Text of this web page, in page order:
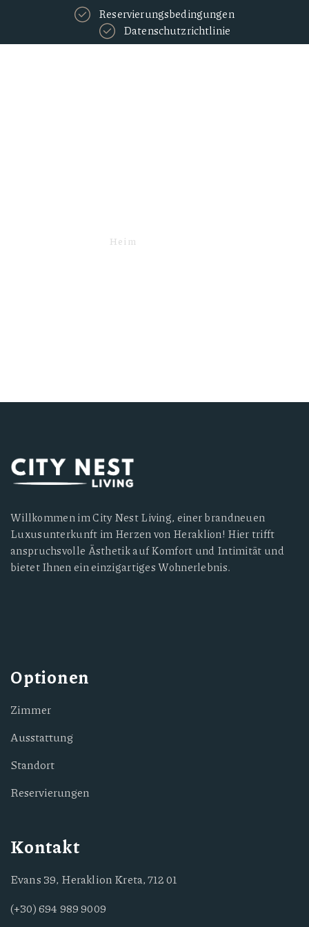
Reservierungsbedingungen
Datenschutzrichtlinie
Heim
Willkommen im City Nest Living, einer brandneuen
Luxusunterkunft im Herzen von Heraklion! Hier trifft
anspruchsvolle Ästhetik auf Komfort und Intimität und
bietet Ihnen ein einzigartiges Wohnerlebnis.
Optionen
Zimmer
Ausstattung
Standort
Reservierungen
Kontakt
Evans 39, Heraklion Kreta, 712 01
(+30) 694 989 9009